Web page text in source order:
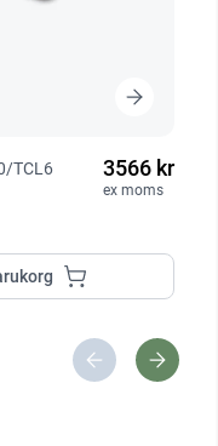
TCL6 3566 kr
ex moms